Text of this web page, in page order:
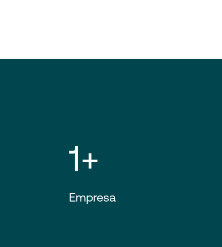
1+
Empresa